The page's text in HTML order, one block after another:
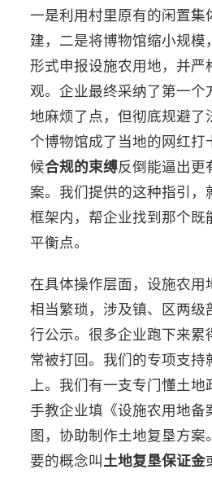
一是利用村里原有的闲置集
建，二是将博物馆缩小规模
形式申报设施农用地，并严
观。企业最终采纳了第一个
地麻烦了点，但彻底规避了
个博物馆成了当地的网红打
候合规的束缚反倒能逼出更
案。我们提供的这种指引，
框架内，帮企业找到那个既
平衡点。
在具体操作层面，设施农用
相当繁琐，涉及镇、区两级
行公示。很多企业跑下来累
常被打回。我们的专项支持
上。我们有一支专门懂土地
手教企业填《设施农用地备
图，协助制作土地复垦方案
要的概念叫土地复垦保证金